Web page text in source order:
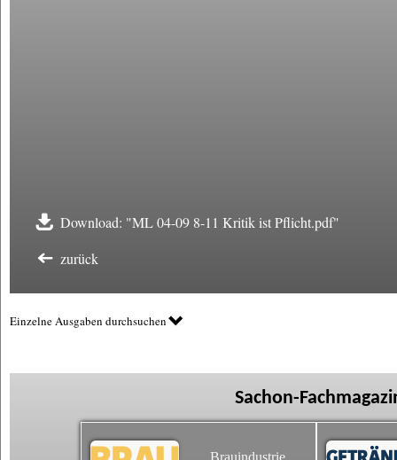
Download: "ML 04-09 8-11 Kritik ist Pflicht.pdf"
zurück
Einzelne Ausgaben durchsuchen
Sachon-
Brauindustrie